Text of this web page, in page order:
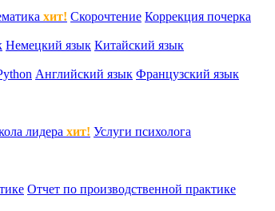
хит! Скорочтение Коррекция почерка
Немецкий язык Китайский язык
Английский язык Французский язык
лидера хит! Услуги психолога
Отчет по производственной практике